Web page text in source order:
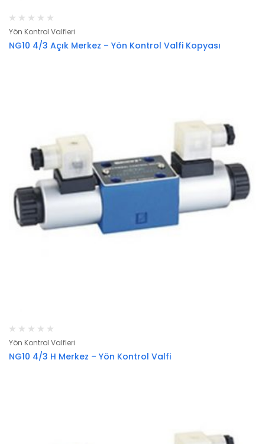
Yön Kontrol Valfleri
NG10 4/3 Açık Merkez – Yön Kontrol Valfi Kopyası
Yön Kontrol Valfleri
NG10 4/3 H Merkez – Yön Kontrol Valfi